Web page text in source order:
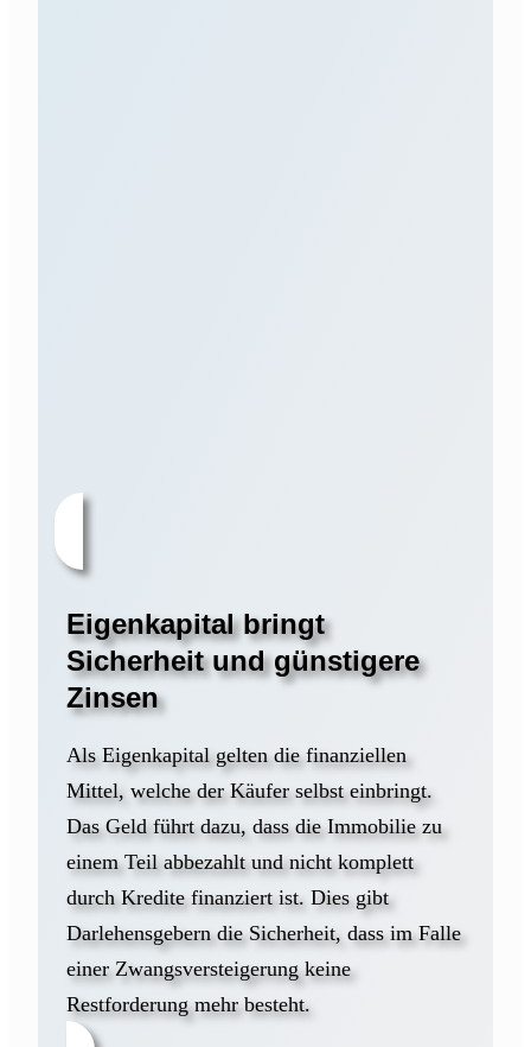
Eigenkapital bringt
Sicherheit und günstigere
Zinsen
Als Eigenkapital gelten die finanziellen
Mittel, welche der Käufer selbst einbringt.
Das Geld führt dazu, dass die Immobilie zu
einem Teil abbezahlt und nicht komplett
durch Kredite finanziert ist. Dies gibt
Darlehensgebern die Sicherheit, dass im Falle
einer Zwangsversteigerung keine
Restforderung mehr besteht.